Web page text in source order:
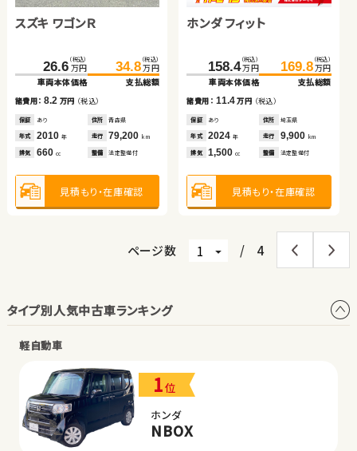
スズキ ワゴンＲ
26.6 （税込）
万円
車両本体価格
34.8 （税込）
万円
支払総額
諸費用：8.2 万円 （税込）
保証 あり 住所 青森県
年式 2010 年 走行 79,200 km
排気 660 cc 整備 法定整備付
見積もり・在庫確認
ホンダ フィット
158.4 （税込）
万円
車両本体価格
169.8 （税込）
万円
支払総額
諸費用： 11.4万円 （税込）
保証 あり 住所 埼玉県
年式 2024年 走行 9,900 km
排気 1,500cc 整備 法定整備付
見積もり・在庫確認
641.6（税込）
万円
諸費用：13.7万円（税込）
あり 埼玉県
年式 2025年 走行
排気 2,500 整備 法定整備付
見積もり・在庫確認
36.2（税込）
万円
諸費用： 7.4 万円（税込）
あり
年式 2016年 走行
排気 660 整備 法定整備付
見積もり・在庫確認
スズキ ジムニー
209.9 （税込）
万円
車両本体価格
219.9 （税込）
万円
支払総額
諸費用：10.0万円（税込）
保証 あり 住所 岩手県
年式 2021 年 走行 41,500 km
排気 660 cc 整備 法定整備付
見積もり・在庫確認
トヨタ ヴェルファイア ハ
444.0 （税込）
万円
車両本体価格
453.7 （税込）
万円
支払総額
諸費用： 9.7万円（税込）
保証 あり 住所 長野県
年式 2020年 走行 59,000km
排気 2,500cc 整備 法定整備付
見積もり・在庫確認
ページ数 / 4
タイプ別人気中古車ランキング
軽自動車
1位
ホンダ
NBOX